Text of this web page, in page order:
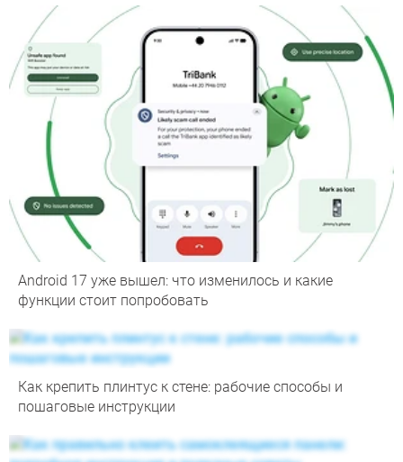
Android 17 уже вышел: что изменилось и какие
функции стоит попробовать
Как крепить плинтус к стене: рабочие способы и
пошаговые инструкции